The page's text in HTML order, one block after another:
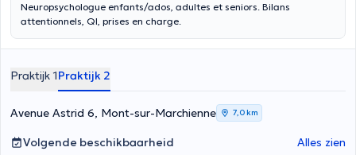
Neuropsychologue enfants/ados, adultes et seniors. Bilans
attentionnels, QI, prises en charge.
Praktijk 1Praktijk 2
Avenue Astrid 6, Mont-sur-Marchienne 7,0 km
Volgende beschikbaarheid Alles zien